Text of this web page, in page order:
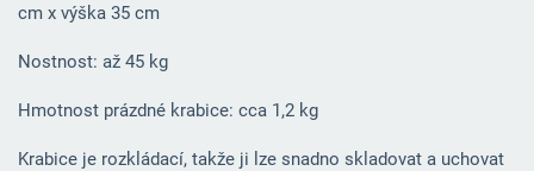
cm x výška 35 cm
Nostnost: až 45 kg
Hmotnost prázdné krabice: cca 1,2 kg
Krabice je rozkládací, takže ji lze snadno skladovat a uchovat